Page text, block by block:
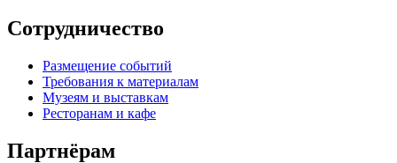
Сотрудничество
Размещение событий
Требования к материалам
Музеям и выставкам
Ресторанам и кафе
Партнёрам